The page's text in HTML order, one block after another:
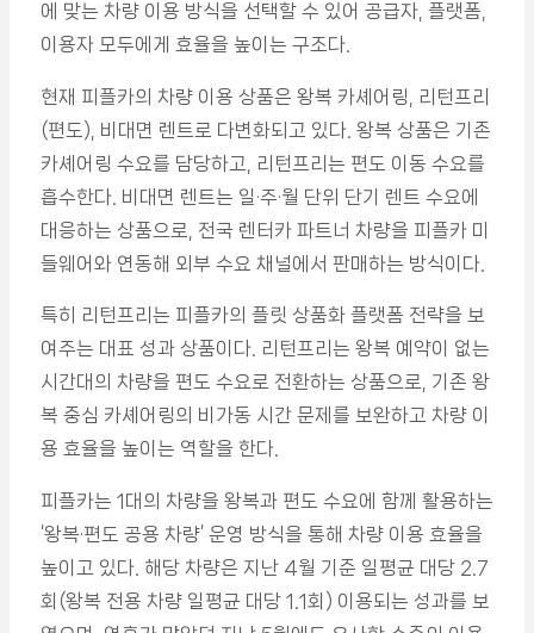
에 맞는 차량 이용 방식을 선택할 수 있어 공급자, 플랫폼,
이용자 모두에게 효율을 높이는 구조다.
현재 피플카의 차량 이용 상품은 왕복 카셰어링, 리턴프리
(편도), 비대면 렌트로 다변화되고 있다. 왕복 상품은 기존
카셰어링 수요를 담당하고, 리턴프리는 편도 이동 수요를
흡수한다. 비대면 렌트는 일·주·월 단위 단기 렌트 수요에
대응하는 상품으로, 전국 렌터카 파트너 차량을 피플카 미
들웨어와 연동해 외부 수요 채널에서 판매하는 방식이다.
특히 리턴프리는 피플카의 플릿 상품화 플랫폼 전략을 보
여주는 대표 성과 상품이다. 리턴프리는 왕복 예약이 없는
시간대의 차량을 편도 수요로 전환하는 상품으로, 기존 왕
복 중심 카셰어링의 비가동 시간 문제를 보완하고 차량 이
용 효율을 높이는 역할을 한다.
피플카는 1대의 차량을 왕복과 편도 수요에 함께 활용하는
‘왕복·편도 공용 차량’ 운영 방식을 통해 차량 이용 효율을
높이고 있다. 해당 차량은 지난 4월 기준 일평균 대당 2.7
회(왕복 전용 차량 일평균 대당 1.1회) 이용되는 성과를 보